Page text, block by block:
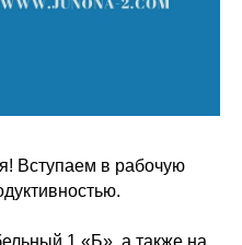
Вступаем в рабочую
1 «Б», а также на